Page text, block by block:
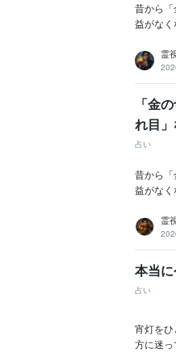
昔から
益がな
霊
「金
れ目
占い
昔から
益がな
霊
本当
占い
宵灯を
方に迷